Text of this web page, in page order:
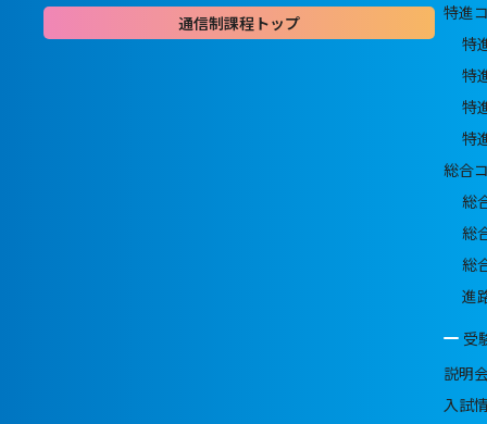
通信制課程トップ
特進
特
特
特
特
総合
総
総
総
進
受
説明
入試